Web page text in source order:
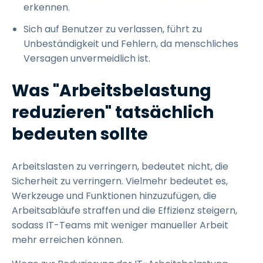
erkennen.
Sich auf Benutzer zu verlassen, führt zu
Unbeständigkeit und Fehlern, da menschliches
Versagen unvermeidlich ist.
Was "Arbeitsbelastung
reduzieren" tatsächlich
bedeuten sollte
Arbeitslasten zu verringern, bedeutet nicht, die
Sicherheit zu verringern. Vielmehr bedeutet es,
Werkzeuge und Funktionen hinzuzufügen, die
Arbeitsabläufe straffen und die Effizienz steigern,
sodass IT-Teams mit weniger manueller Arbeit
mehr erreichen können.